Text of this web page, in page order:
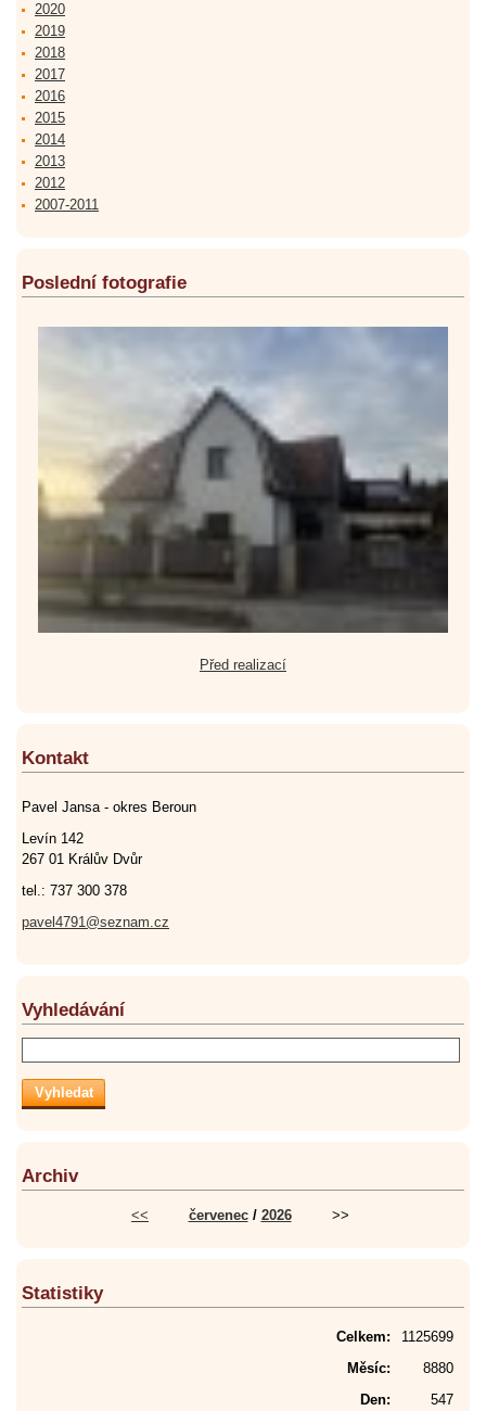
2020
2019
2018
2017
2016
2015
2014
2013
2012
2007-2011
Poslední fotografie
Před realizací
Kontakt
Pavel Jansa - okres Beroun
Levín 142
267 01 Králův Dvůr
tel.: 737 300 378
pavel4791@seznam.cz
Vyhledávání
Archiv
<< červenec/ 2026 >>
Statistiky
Celkem:
1125699
Měsíc:
8880
Den:
547